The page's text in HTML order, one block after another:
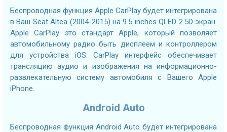
Беспроводная функция Apple CarPlay будет интегрирована
в Ваш Seat Altea (2004-2015) на 9.5 inches QLED 2.5D экран.
Apple CarPlay это стандарт Apple, который позволяет
автомобильному радио быть дисплеем и контроллером
для устройства iOS. CarPlay интерфейс обеспечивает
трансляцию аудио и изображения на информационно-
развлекательную систему автомобиля с Вашего Apple
iPhone.
Android Auto
Беспроводная функция Android Auto будет интегрирована